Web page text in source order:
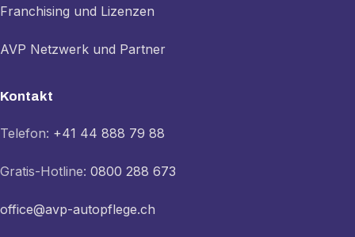
Franchising und Lizenzen
AVP Netzwerk und Partner
Kontakt
Telefon: +41 44 888 79 88
Gratis-Hotline: 0800 288 673
office@avp-autopflege.ch